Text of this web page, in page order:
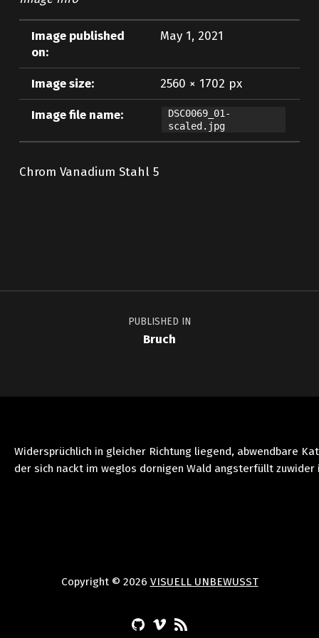
Image published
on:
May 1, 2021
Image size: 2560 × 1702 px
Image file name:
DSC0069_01-
scaled.jpg
Chrom Vanadium Stahl 5
Post navigation
PUBLISHED IN
Bruch
Widersprüchlich in gleicher Richtung liegend, abwendbare
der sich nackt im weglos dornigen Wald angsterfüllt
Copyright © 2026 VISUELL UNBEWUSST
(Opens in a new window)
(Opens in a new window)